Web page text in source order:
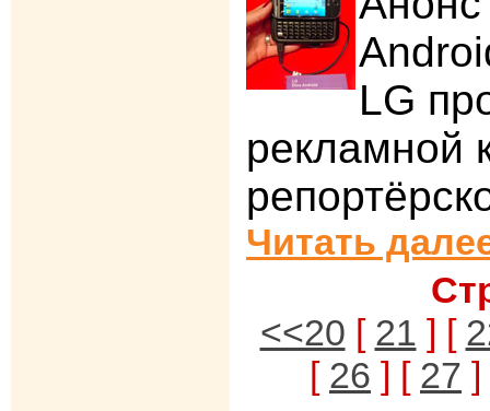
LG
рекламной
Читать
<<20 [ 21 ] [
[ 26 ] [ 27